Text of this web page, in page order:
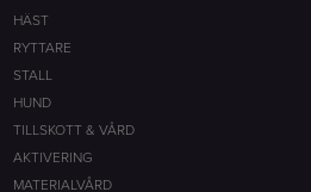
HÄST
RYTTARE
STALL
HUND
TILLSKOTT & VÅRD
AKTIVERING
MATERIALVÅRD